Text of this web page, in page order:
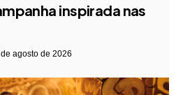
inspirada nas
agosto de 2026